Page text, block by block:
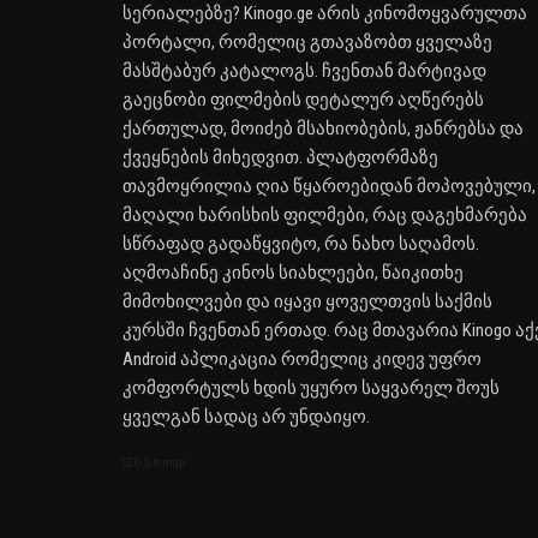
სერიალებზე? Kinogo.ge არის კინომოყვარულთა
პორტალი, რომელიც გთავაზობთ ყველაზე
მასშტაბურ კატალოგს. ჩვენთან მარტივად
გაეცნობი ფილმების დეტალურ აღწერებს
ქართულად, მოიძებ მსახიობების, ჟანრებსა და
ქვეყნების მიხედვით. პლატფორმაზე
თავმოყრილია ღია წყაროებიდან მოპოვებული,
მაღალი ხარისხის ფილმები, რაც დაგეხმარება
სწრაფად გადაწყვიტო, რა ნახო საღამოს.
აღმოაჩინე კინოს სიახლეები, წაიკითხე
მიმოხილვები და იყავი ყოველთვის საქმის
კურსში ჩვენთან ერთად. რაც მთავარია Kinogo
Android აპლიკაცია რომელიც კიდევ უფრო
კომფორტულს ხდის უყურო საყვარელ შოუს
ყველგან სადაც არ უნდაიყო.